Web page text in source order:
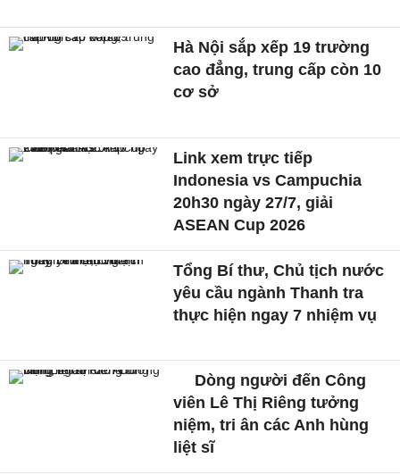
Hà Nội sắp xếp 19 trường
cao đẳng, trung cấp còn 10
cơ sở
Link xem trực tiếp
Indonesia vs Campuchia
20h30 ngày 27/7, giải
ASEAN Cup 2026
Tổng Bí thư, Chủ tịch nước
yêu cầu ngành Thanh tra
thực hiện ngay 7 nhiệm vụ
Dòng người đến Công
viên Lê Thị Riêng tưởng
niệm, tri ân các Anh hùng
liệt sĩ